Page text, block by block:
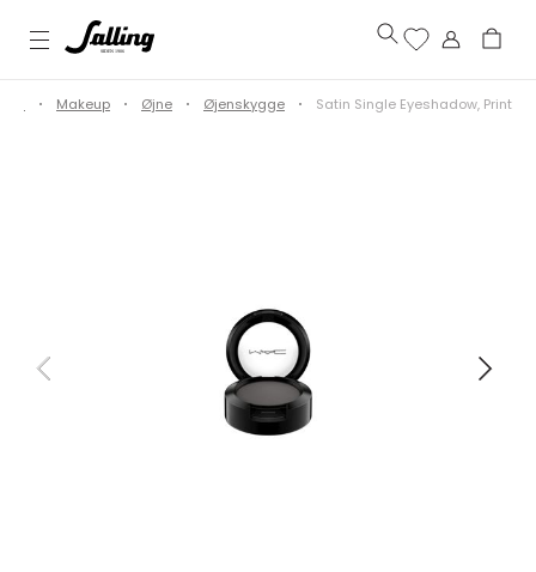
Makeup Øjne Øjenskygge Satin Single Eyeshadow, Print